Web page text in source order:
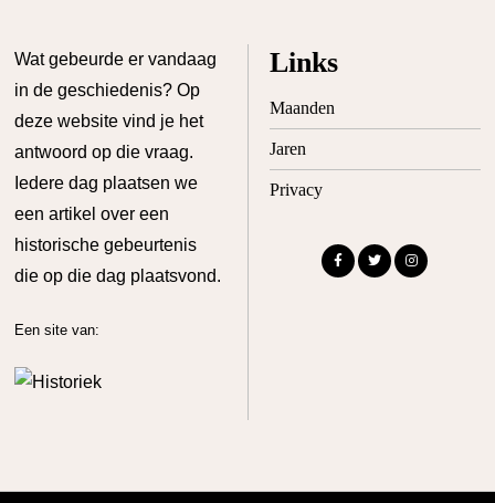
Wat gebeurde er vandaag
in de geschiedenis? Op
deze website vind je het
antwoord op die vraag.
Iedere dag plaatsen we
een artikel over een
historische gebeurtenis
die op die dag plaatsvond.
Een site van:
Links
Maanden
Jaren
Privacy